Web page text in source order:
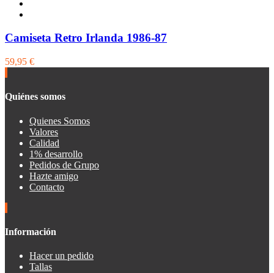
Camiseta Retro Irlanda 1986-87
59,95 €
Quiénes somos
Quienes Somos
Valores
Calidad
1% desarrollo
Pedidos de Grupo
Hazte amigo
Contacto
Información
Hacer un pedido
Tallas